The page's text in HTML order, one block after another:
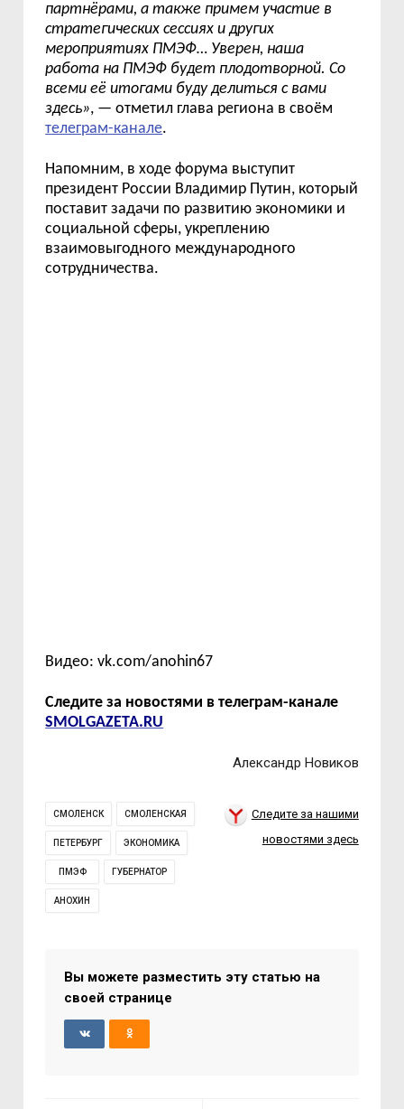
партнёрами, а также примем участие в
стратегических сессиях и других
мероприятиях ПМЭФ… Уверен, наша
работа на ПМЭФ будет плодотворной. Со
всеми её итогами буду делиться с вами
здесь», — отметил глава региона в своём
телеграм-канале.
Напомним, в ходе форума выступит
президент России Владимир Путин, который
поставит задачи по развитию экономики и
социальной сферы, укреплению
взаимовыгодного международного
сотрудничества.
Видео: vk.com/anohin67
Следите за новостями в телеграм-канале
SMOLGAZETA.RU
Александр Новиков
СМОЛЕНСК СМОЛЕНСКАЯ
ПЕТЕРБУРГ ЭКОНОМИКА
ПМЭФ ГУБЕРНАТОР
АНОХИН
Следите за нашими
новостями здесь
Вы можете разместить эту статью на
своей странице